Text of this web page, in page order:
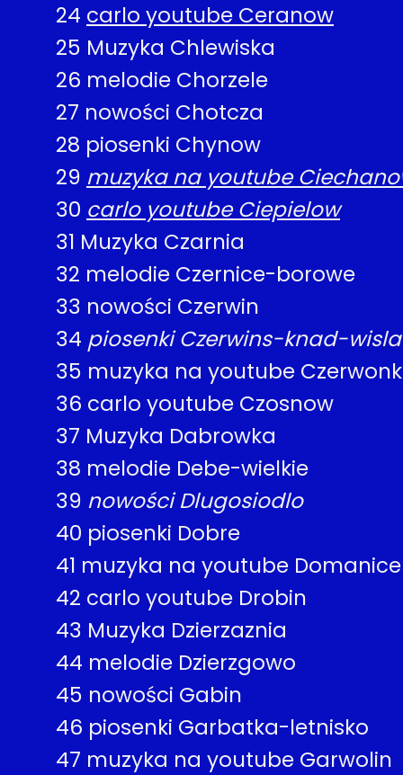
24 carlo youtube Ceranow
25 Muzyka Chlewiska
26 melodie Chorzele
27 nowości Chotcza
28 piosenki Chynow
29 muzyka na youtube
30 carlo youtube Ciepielow
31 Muzyka Czarnia
32 melodie Czernice-borowe
33 nowości Czerwin
34 piosenki Czerwins-knad-wisla
35 muzyka na youtube
36 carlo youtube Czosnow
37 Muzyka Dabrowka
38 melodie Debe-wielkie
39 nowości Dlugosiodlo
40 piosenki Dobre
41 muzyka na youtube Domanice
42 carlo youtube Drobin
43 Muzyka Dzierzaznia
44 melodie Dzierzgowo
45 nowości Gabin
46 piosenki Garbatka-letnisko
47 muzyka na youtube Garwolin